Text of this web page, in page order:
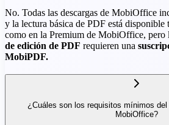
No. Todas las descargas de MobiOffice
y la lectura básica de PDF está disponible
como en la Premium de MobiOffice, pero
de edición de PDF requieren una
MobiPDF.
¿Cuáles son los requisitos mínimos
MobiOffice?